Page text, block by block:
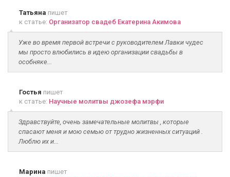
Татьяна пишет
к статье: Организатор свадеб Екатерина Акимова
Уже во время первой встречи с руководителем Лавки чудес
мы просто влюбились в идею организации свадьбы в
особняке...
Гостья пишет
к статье: Научные молитвы джозефа мэрфи
Здравствуйте, очень замечательные молитвы , которые
спасают меня и мою семью от трудно жизненных ситуаций .
Люблю их и...
Марина пишет